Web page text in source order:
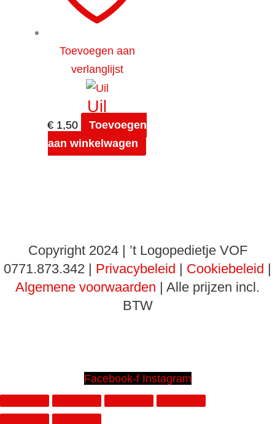
Toevoegen aan
verlanglijst
Uil
€1,50
Toevoegen
aan winkelwagen
Copyright 2024 | ’t Logopedietje VOF
0771.873.342 | Privacybeleid | Cookiebeleid |
Algemene voorwaarden | Alle prijzen incl.
BTW
Facebook-f Instagram